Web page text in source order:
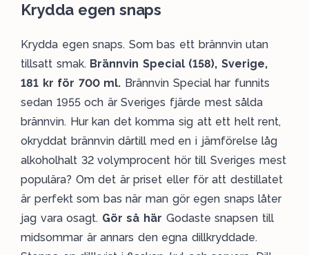
Krydda egen snaps
Krydda egen snaps. Som bas ett brännvin utan
tillsatt smak. Brännvin Special (158), Sverige,
181 kr för 700 ml. Brännvin Special har funnits
sedan 1955 och är Sveriges fjärde mest sålda
brännvin. Hur kan det komma sig att ett helt rent,
okryddat brännvin därtill med en i jämförelse låg
alkoholhalt 32 volymprocent hör till Sveriges mest
populära? Om det är priset eller för att destillatet
är perfekt som bas när man gör egen snaps låter
jag vara osagt. Gör så här Godaste snapsen till
midsommar är annars den egna dillkryddade.